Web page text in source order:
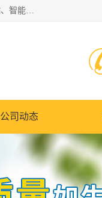
青岛铭源环保科技有限公司是一家专注于环保与智慧水务领域的先进科技企业，公司专注于云智能一体化HMPP预制泵站、智能截流井设备、调蓄池雨洪管理设备、水务循环利用、云智慧水务开发及新型环保技术研发等领域。
公司动态